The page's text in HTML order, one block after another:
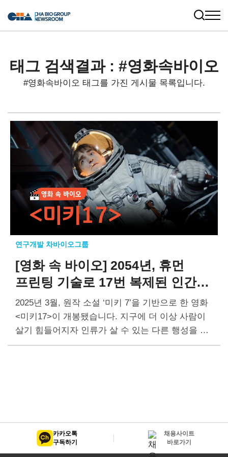
태그 검색결과 : #영화속바이오
#영화속바이오 태그를 가진 게시물 목록입니다.
연구개발 차바이오그룹
[영화 속 바이오] 2054년, 휴먼
프린팅 기술로 17번 복제된 인간
미키
2025년 3월, 원작 소설 ‘미키 7’을 기반으로 한 영화
<미키17>이 개봉됐습니다. 지구에 더 이상 사람이
살기 힘들어지자 인류가 살 수 있는 다른 행성을 찾
아 나선 개척단이 휴먼 프린팅, 임상시험 등…
카카오톡
구독하기
채용사이트
바로가기